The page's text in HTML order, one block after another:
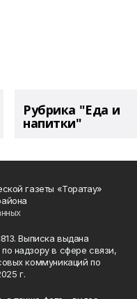
Рубрика "Еда и
напитки"
газеты «Торатау»
Выписка выдана
надзору в сфере связи,
коммуникаций по
г.